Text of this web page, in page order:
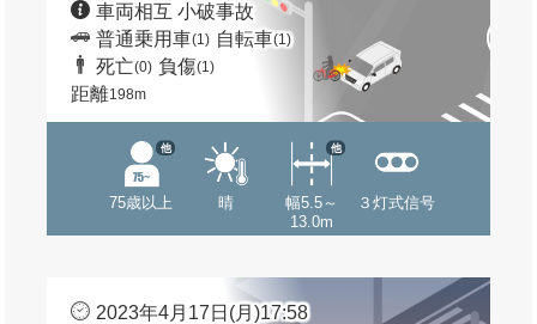
車両相互 小破事故
普通乗用車(1) 自転車(1)
死亡(0) 負傷(1)
距離198m
75歳以上
他
晴
幅5.5～
13.0m
他
３灯式信号
2023年4月17日(月)17:58